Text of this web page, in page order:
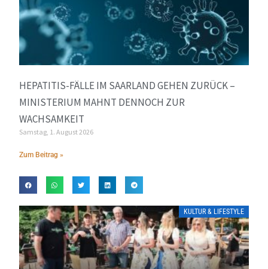
HEPATITIS-FÄLLE IM SAARLAND GEHEN ZURÜCK –
MINISTERIUM MAHNT DENNOCH ZUR
WACHSAMKEIT
Samstag, 1. August 2026
Zum Beitrag »
KULTUR & LIFESTYLE